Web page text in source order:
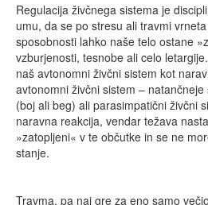
Regulacija živčnega sistema je
umu, da se po stresu ali travmi
sposobnosti lahko naše telo ostane
vzburjenosti, tesnobe ali celo
naš avtonomni živčni sistem kot
avtonomni živčni sistem –
(boj ali beg) ali parasimpatični živčni
naravna reakcija, vendar težava
»zatopljeni« v te občutke in se ne
stanje.
Travma, pa naj gre za eno samo